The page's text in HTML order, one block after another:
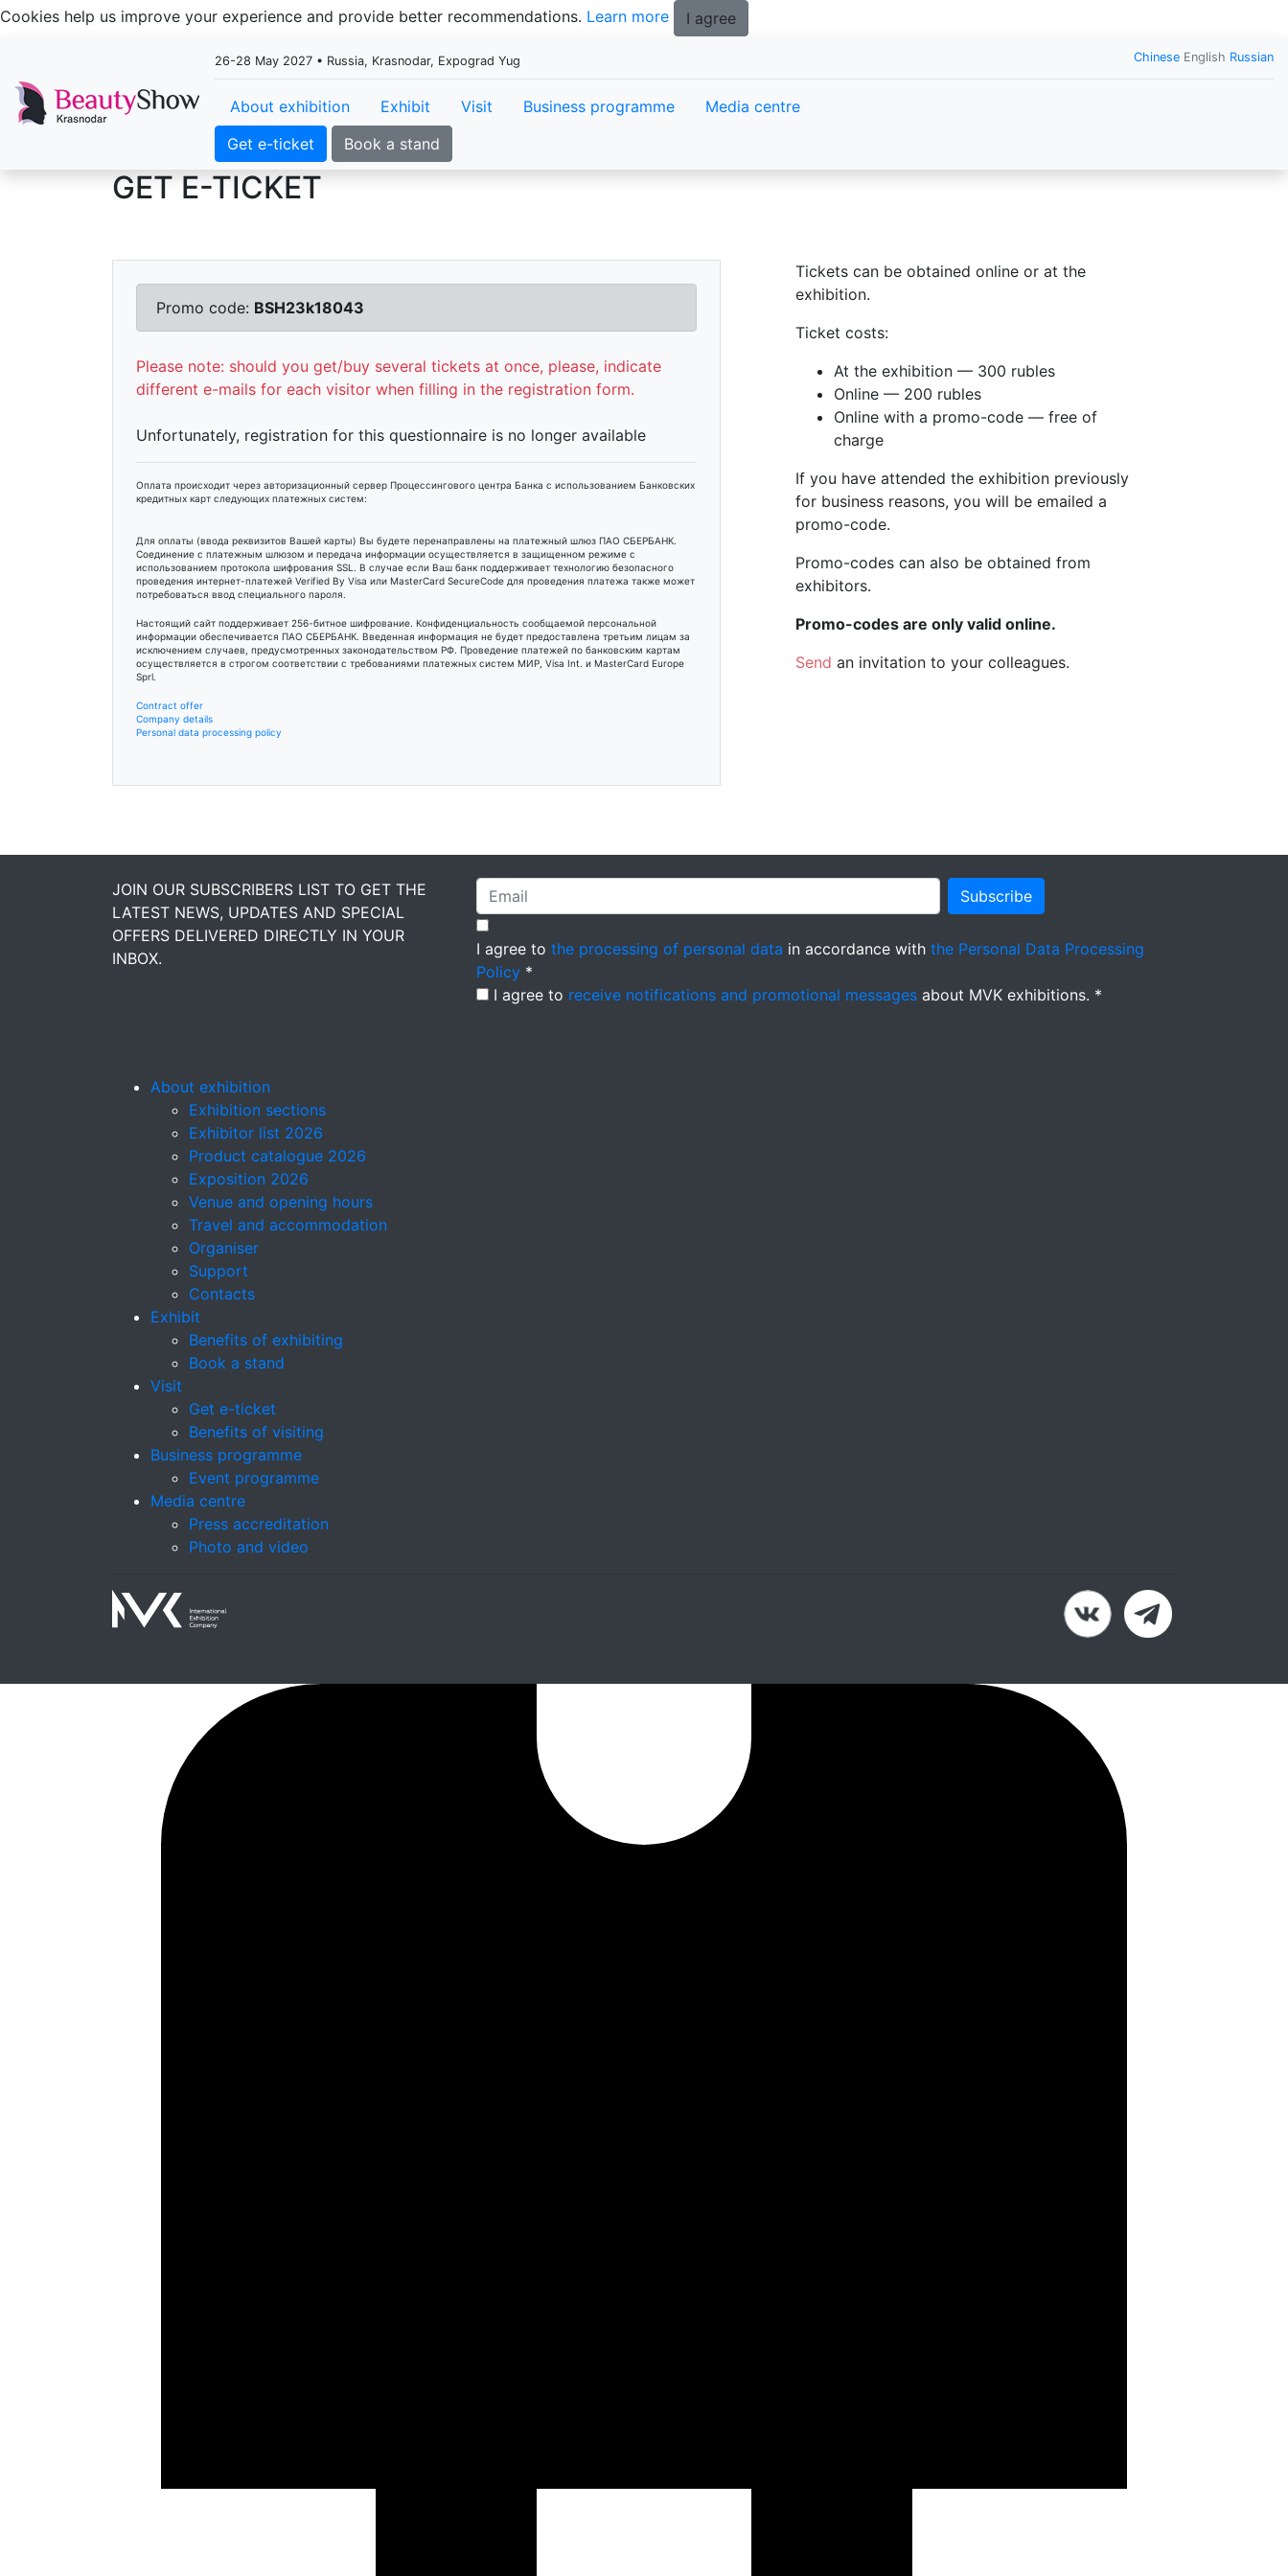
Cookies help us improve your experience and provide better recommendations. Learn more I agree
26-28 May 2027 • Russia, Krasnodar, Expograd Yug ChineseEnglish Russian
About exhibition Exhibit Visit Business programme
Media centre
Get e-ticket
Book a stand
GET E-TICKET
Promo code: BSH23k18043
Please note: should you get/buy several tickets at once, please, indicate
different e-mails for each visitor when filling in the registration form.
Unfortunately, registration for this questionnaire is no longer available
Оплата происходит через авторизационный сервер Процессингового центра Банка с использованием Банковских
кредитных карт следующих платежных систем:
Для оплаты (ввода реквизитов Вашей карты) Вы будете перенаправлены на платежный шлюз ПАО СБЕРБАНК.
Соединение с платежным шлюзом и передача информации осуществляется в защищенном режиме с
использованием протокола шифрования SSL. В случае если Ваш банк поддерживает технологию безопасного
проведения интернет-платежей Verified By Visa или MasterCard SecureCode для проведения платежа также может
потребоваться ввод специального пароля.
Настоящий сайт поддерживает 256-битное шифрование. Конфиденциальность сообщаемой персональной
информации обеспечивается ПАО СБЕРБАНК. Введенная информация не будет предоставлена третьим лицам за
исключением случаев, предусмотренных законодательством РФ. Проведение платежей по банковским картам
осуществляется в строгом соответствии с требованиями платежных систем МИР, Visa Int. и MasterCard Europe
Sprl.
Contract offer
Company details
Personal data processing policy
Tickets can be obtained online or at the
exhibition.
Ticket costs:
At the exhibition — 300 rubles
Online — 200 rubles
Online with a promo-code — free of
charge
If you have attended the exhibition previously
for business reasons, you will be emailed a
promo-code.
Promo-codes can also be obtained from
exhibitors.
Promo-codes are only valid online.
Send an invitation to your colleagues.
JOIN OUR SUBSCRIBERS LIST TO GET THE
LATEST NEWS, UPDATES AND SPECIAL
OFFERS DELIVERED DIRECTLY IN YOUR
INBOX.
Subscribe
I agree to the processing of personal data in accordance with the Personal Data Processing
Policy *
I agree to receive notifications and promotional messages about MVK exhibitions. *
About exhibition
Exhibition sections
Exhibitor list 2026
Product catalogue 2026
Exposition 2026
Venue and opening hours
Travel and accommodation
Organiser
Support
Contacts
Exhibit
Benefits of exhibiting
Book a stand
Visit
Get e-ticket
Benefits of visiting
Business programme
Event programme
Media centre
Press accreditation
Photo and video